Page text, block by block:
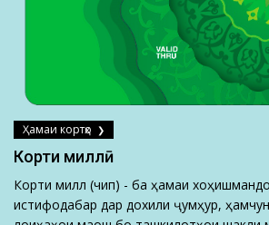
Ҳамаи кортҳо
Корти миллӣ
Корти миллӣ (чип) - ба ҳамаи
истифодабарӣ дар дохили ҷумҳурӣ,